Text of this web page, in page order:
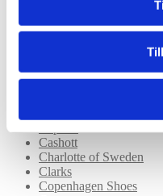
Angulus
Axelda
Cashott
Charlotte of Sweden
Clarks
Copenhagen Shoes